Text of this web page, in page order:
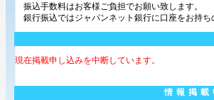
振込手数料はお客様ご負担でお願い致します。
銀行振込ではジャパンネット銀行に口座をお持
現在掲載申し込みを中断しています。
情報掲